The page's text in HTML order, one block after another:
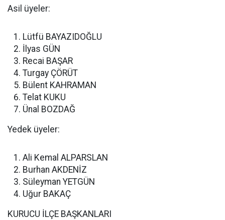
Asil üyeler:
Lütfü BAYAZIDOĞLU
İlyas GÜN
Recai BAŞAR
Turgay ÇÖRÜT
Bülent KAHRAMAN
Telat KUKU
Ünal BOZDAĞ
Yedek üyeler:
Ali Kemal ALPARSLAN
Burhan AKDENİZ
Süleyman YETGÜN
Uğur BAKAÇ
KURUCU İLÇE BAŞKANLARI